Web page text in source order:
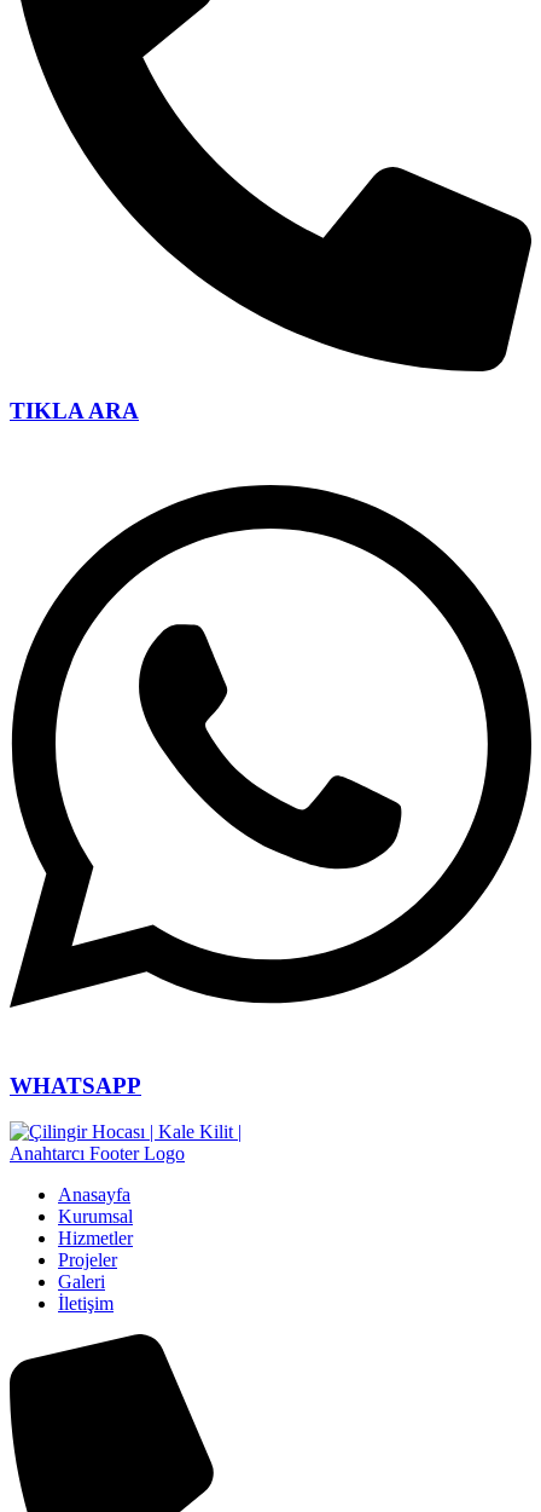
TIKLA ARA
WHATSAPP
Anasayfa
Kurumsal
Hizmetler
Projeler
Galeri
İletişim